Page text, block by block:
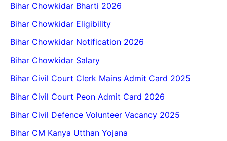
Bihar Chowkidar Bharti 2026
Bihar Chowkidar Eligibility
Bihar Chowkidar Notification 2026
Bihar Chowkidar Salary
Bihar Civil Court Clerk Mains Admit Card 2025
Bihar Civil Court Peon Admit Card 2026
Bihar Civil Defence Volunteer Vacancy 2025
Bihar CM Kanya Utthan Yojana